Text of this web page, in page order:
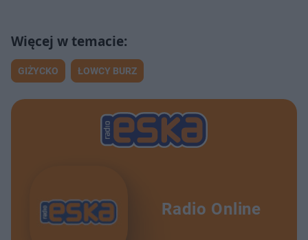
GIŻYCKO ŁOWCY BURZ
Radio Online